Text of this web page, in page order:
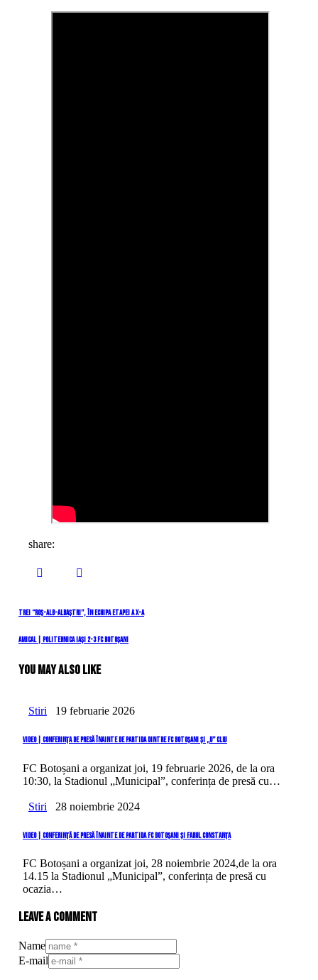
share:
Navigare
în
articole
Previous
Trei “roș-alb-albaștri”, în echipa etapei a X-a
Next
Amical | Politehnica Iași 2-3 FC Botoșani
You May Also Like
Stiri 19 februarie 2026
VIDEO | Conferința de presă înainte de partida dintre FC Botoșani și „U” Cluj
FC Botoșani a organizat joi, 19 februarie 2026, de la ora
10:30, la Stadionul „Municipal”, conferința de presă cu…
Stiri 28 noiembrie 2024
VIDEO | Conferință de presă înainte de partida FC Botoșani și Farul Constanța
FC Botoșani a organizat joi, 28 noiembrie 2024,de la ora
14.15 la Stadionul „Municipal”, conferința de presă cu
ocazia…
Leave a comment
Name
E-mail